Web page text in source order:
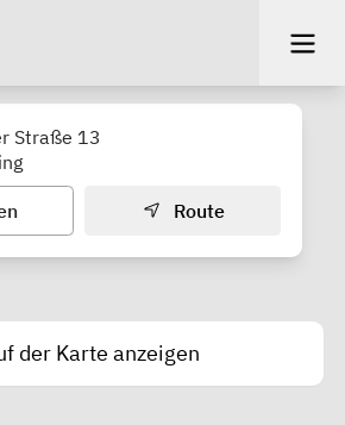
Straße 13
Route
der Karte anzeigen